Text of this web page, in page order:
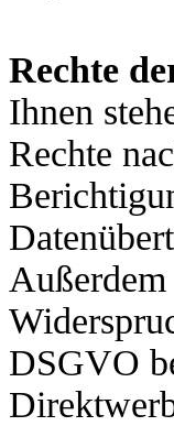
Rechte
Ihnen
Rechte
DSGVO